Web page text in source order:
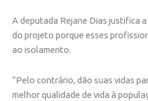
A deputada Rejane Dias justifica
do projeto porque esses
ao isolamento.
“Pelo contrário, dão suas vidas
melhor qualidade de vida à